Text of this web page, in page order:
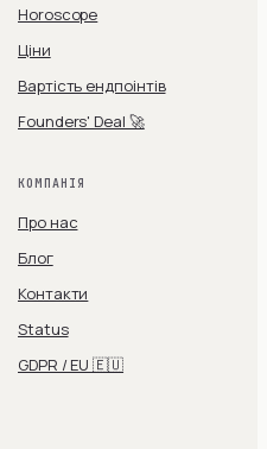
Horoscope
Ціни
Вартість ендпоінтів
Founders' Deal 🚀
КОМПАНІЯ
Про нас
Блог
Контакти
Status
GDPR / EU 🇪🇺